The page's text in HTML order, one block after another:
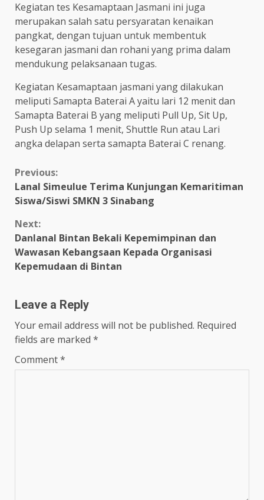
Kegiatan tes Kesamaptaan Jasmani ini juga
merupakan salah satu persyaratan kenaikan
pangkat, dengan tujuan untuk membentuk
kesegaran jasmani dan rohani yang prima dalam
mendukung pelaksanaan tugas.
Kegiatan Kesamaptaan jasmani yang dilakukan
meliputi Samapta Baterai A yaitu lari 12 menit dan
Samapta Baterai B yang meliputi Pull Up, Sit Up,
Push Up selama 1 menit, Shuttle Run atau Lari
angka delapan serta samapta Baterai C renang.
Continue
Reading
Previous:
Lanal Simeulue Terima Kunjungan Kemaritiman
Siswa/Siswi SMKN 3 Sinabang
Next:
Danlanal Bintan Bekali Kepemimpinan dan
Wawasan Kebangsaan Kepada Organisasi
Kepemudaan di Bintan
Leave a Reply
Your email address will not be published. Required
fields are marked *
Comment*